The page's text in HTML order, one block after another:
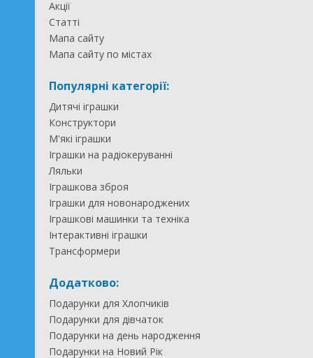
Акції
Статті
Мапа сайту
Мапа сайту по містах
Популярні категорії:
Дитячі іграшки
Конструктори
М'які іграшки
Іграшки на радіокеруванні
Ляльки
Іграшкова зброя
Іграшки для новонароджених
Іграшкові машинки та техніка
Інтерактивні іграшки
Трансформери
Додатково:
Подарунки для Хлопчиків
Подарунки для дівчаток
Подарунки на день народження
Подарунки на Новий Рік